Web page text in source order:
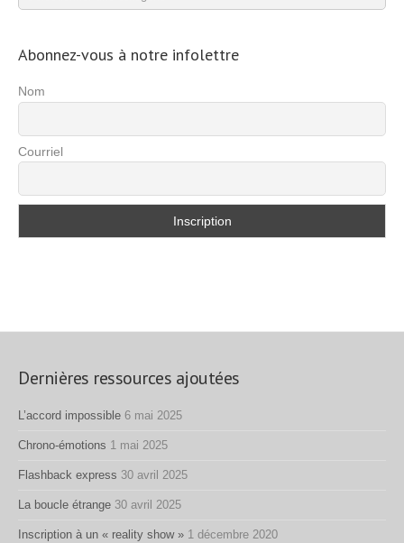
d’exercices
Abonnez-vous à notre infolettre
Nom
Courriel
Dernières ressources ajoutées
L’accord impossible 6 mai 2025
Chrono-émotions 1 mai 2025
Flashback express 30 avril 2025
La boucle étrange 30 avril 2025
Inscription à un « reality show » 1 décembre 2020